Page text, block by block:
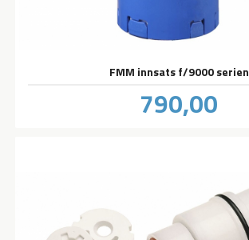
FMM innsats f/9000 serien
Pris
790,00